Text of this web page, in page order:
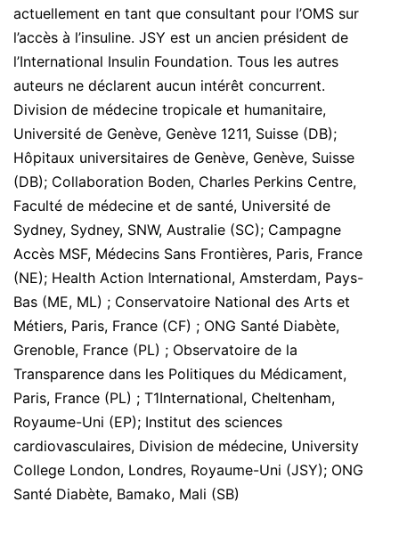
actuellement en tant que consultant pour l’OMS sur
l’accès à l’insuline. JSY est un ancien président de
l’International Insulin Foundation. Tous les autres
auteurs ne déclarent aucun intérêt concurrent.
Division de médecine tropicale et humanitaire,
Université de Genève, Genève 1211, Suisse (DB);
Hôpitaux universitaires de Genève, Genève, Suisse
(DB); Collaboration Boden, Charles Perkins Centre,
Faculté de médecine et de santé, Université de
Sydney, Sydney, SNW, Australie (SC); Campagne
Accès MSF, Médecins Sans Frontières, Paris, France
(NE); Health Action International, Amsterdam, Pays-
Bas (ME, ML) ; Conservatoire National des Arts et
Métiers, Paris, France (CF) ; ONG Santé Diabète,
Grenoble, France (PL) ; Observatoire de la
Transparence dans les Politiques du Médicament,
Paris, France (PL) ; T1International, Cheltenham,
Royaume-Uni (EP); Institut des sciences
cardiovasculaires, Division de médecine, University
College London, Londres, Royaume-Uni (JSY); ONG
Santé Diabète, Bamako, Mali (SB)